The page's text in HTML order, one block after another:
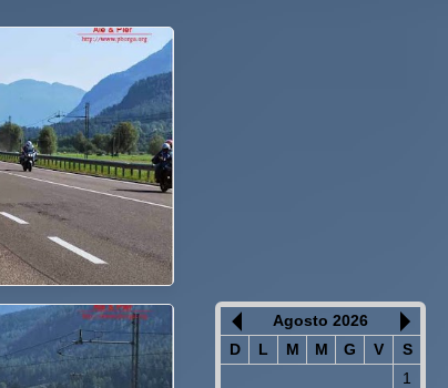
Agosto 2026
D
L M M G V
S
1